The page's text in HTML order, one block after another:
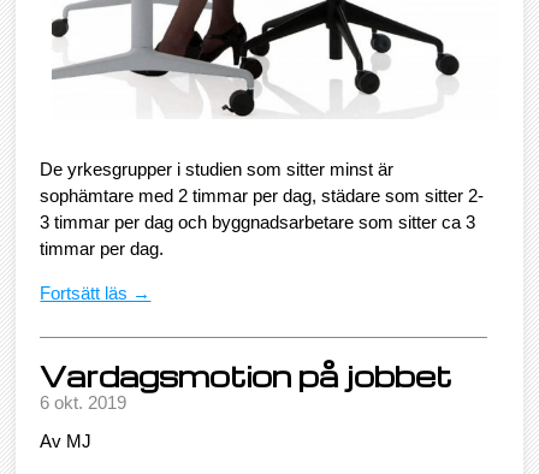
De yrkesgrupper i studien som sitter minst är
sophämtare med 2 timmar per dag, städare som sitter 2-
3 timmar per dag och byggnadsarbetare som sitter ca 3
timmar per dag.
Fortsätt läs →
Vardagsmotion på jobbet
6 okt. 2019
Av MJ